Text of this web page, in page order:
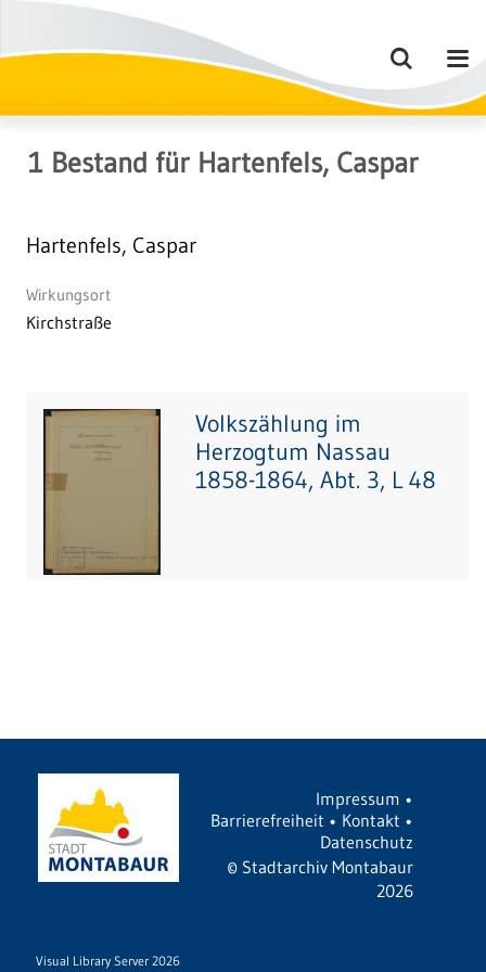
1 Bestand für Hartenfels, Caspar
Hartenfels, Caspar
Wirkungsort
Kirchstraße
Volkszählung im
Herzogtum Nassau
1858-1864, Abt. 3, L 48
Impressum •
Barrierefreiheit • Kontakt •
Datenschutz
© Stadtarchiv Montabaur
2026
Visual Library Server 2026